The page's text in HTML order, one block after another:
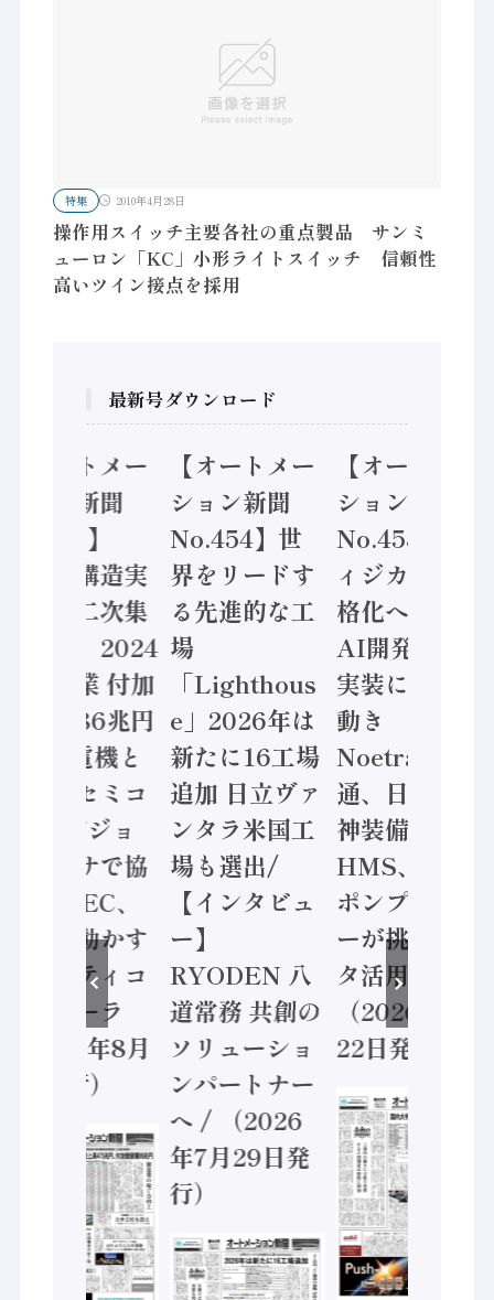
特集 2010年4月28日
操作用スイッチ主要各社の重点製品 サンミ
ューロン「KC」小形ライトスイッチ 信頼性
高いツイン接点を採用
最新号ダウンロード
【オートメー
ション新聞
No.455】
「経済構造実
態調査二次集
計結果」2024
年製造業 付加
価値額86兆円
/ 三菱電機と
ソニーセミコ
ン AIビジョ
ンセンサで協
業 / IDEC、
安全に動かす
セーフティコ
ントローラ
（2026年8月
5日発行）
【オートメー
ション新聞
No.454】世
界をリードす
る先進的な工
場
「Lighthous
e」2026年は
新たに16工場
追加 日立ヴァ
ンタラ米国工
場も選出/
【インタビュ
ー】
RYODEN 八
道常務 共創の
ソリューショ
ンパートナー
へ / （2026
年7月29日発
行）
【オートメー
ション新聞
No.453】フ
ィジカルAI本
格化へ 国産
AI開発や社会
実装に活発な
動き
Noetra、富士
通、日立 / 兵
神装備 ×
HMS、老舗
ポンプメーカ
ーが挑むデー
タ活用 など
（2026年7月
22日発行）